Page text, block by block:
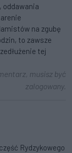
oddawania
na zgubę
to zawsze
tej
musisz być
zalogowany.
Rydzykowego